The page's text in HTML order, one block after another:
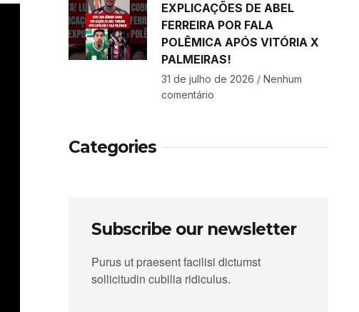
EXPLICAÇÕES DE ABEL
FERREIRA POR FALA
POLÊMICA APÓS VITÓRIA X
PALMEIRAS!
31 de julho de 2026 Nenhum
comentário
Categories
Subscribe our newsletter
Purus ut praesent facilisi dictumst
sollicitudin cubilia ridiculus.